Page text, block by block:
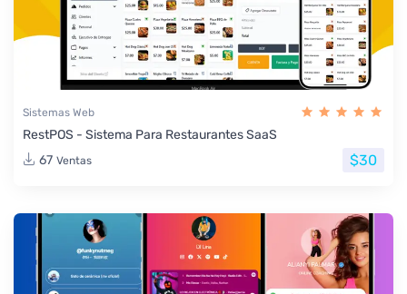
Sistemas Web
RestPOS - Sistema Para Restaurantes SaaS
67 Ventas $30